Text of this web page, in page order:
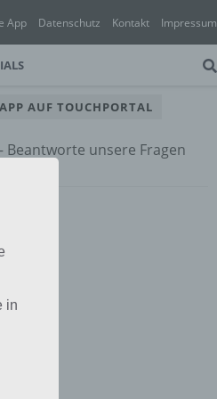
App Datenschutz Kontakt Impressum
AUF TOUCHPORTAL
Beantworte unsere Fragen
in